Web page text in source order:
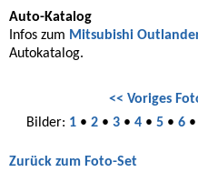
Auto-Katalog
Infos zum Mitsubishi
Autokatalog.
<< Voriges
Bilder: 1• 2• 3• 4• 5• 6•
Zurück zum Foto-Set